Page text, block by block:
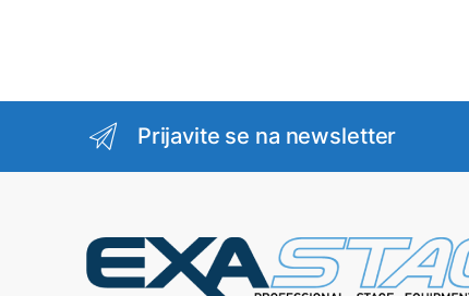
Prijavite se na newsletter